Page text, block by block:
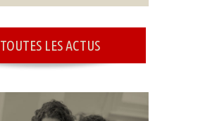
TOUTES LES ACTUS